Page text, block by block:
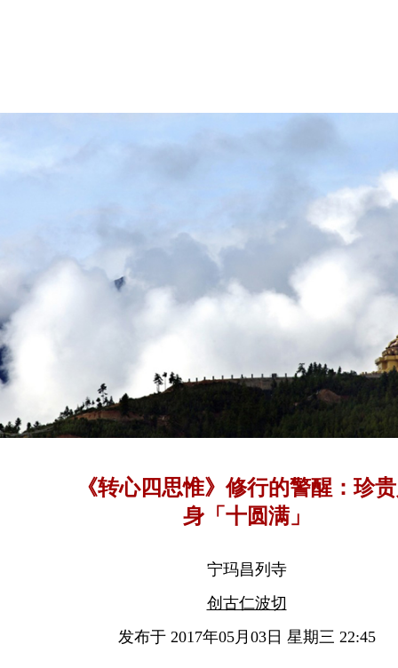
《转心四思惟》修行的警醒：珍
身「十圆满」
宁玛昌列寺
创古仁波切
发布于 2017年05月03日 星期三 22:45